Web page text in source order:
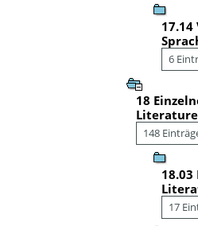
6
18
148
18.03
17